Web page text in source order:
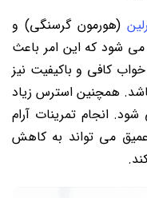
(هورمون گرسنگی) و
شود که این امر باعث
کافی و باکیفیت نیز
همچنین استرس زیاد
انجام تمرینات آرام
می تواند به کاهش